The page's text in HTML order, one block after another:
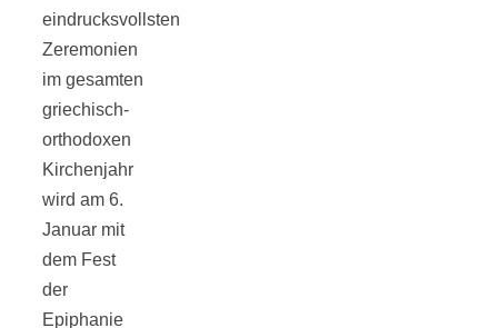
eindrucksvollsten
Zeremonien
im gesamten
griechisch-
orthodoxen
Kirchenjahr
wird am 6.
Januar mit
dem Fest
der
Epiphanie